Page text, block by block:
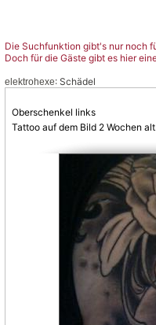
Die Suchfunktion gibt's nur noch
Doch für die Gäste gibt es hier
elektrohexe: Schädel
Oberschenkel links
Tattoo auf dem Bild 2 Wochen